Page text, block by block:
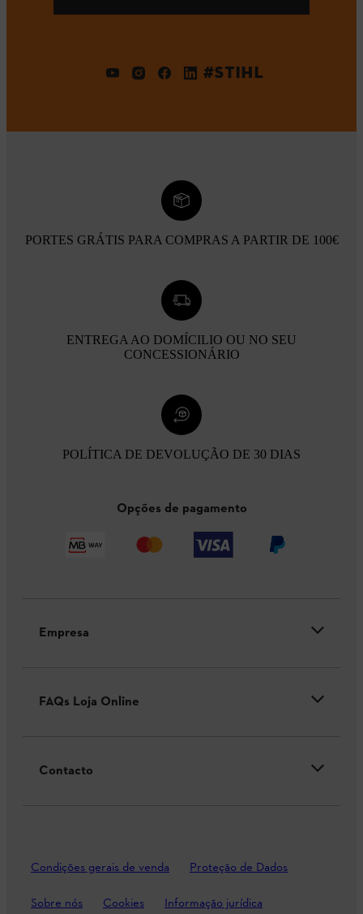
#STIHL
PORTES GRÁTIS PARA COMPRAS A PARTIR DE 100€
ENTREGA AO DOMÍCILIO OU NO SEU
CONCESSIONÁRIO
POLÍTICA DE DEVOLUÇÃO DE 30 DIAS
Opções de pagamento
Empresa
FAQs Loja Online
Contacto
Condições gerais de venda Proteção de Dados
Sobre nós Cookies Informação jurídica